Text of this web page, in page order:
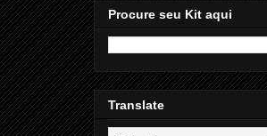
Procure seu Kit aqui
Translate